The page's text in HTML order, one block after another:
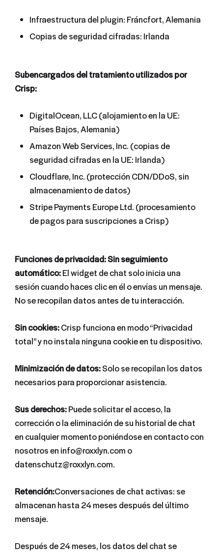
Infraestructura del plugin: Fráncfort, Alemania
Copias de seguridad cifradas: Irlanda
Subencargados del tratamiento utilizados por
Crisp:
DigitalOcean, LLC (alojamiento en la UE:
Países Bajos, Alemania)
Amazon Web Services, Inc. (copias de
seguridad cifradas en la UE: Irlanda)
Cloudflare, Inc. (protección CDN/DDoS, sin
almacenamiento de datos)
Stripe Payments Europe Ltd. (procesamiento
de pagos para suscripciones a Crisp)
Funciones de privacidad: Sin seguimiento
automático:El widget de chat solo inicia una
sesión cuando haces clic en él o envías un mensaje.
No se recopilan datos antes de tu interacción.
Sin cookies:Crisp funciona en modo “Privacidad
total” y no instala ninguna cookie en tu dispositivo.
Minimización de datos:Solo se recopilan los datos
necesarios para proporcionar asistencia.
Sus derechos:Puede solicitar el acceso, la
corrección o la eliminación de su historial de chat
en cualquier momento poniéndose en contacto con
nosotros en info@roxxlyn.com o
datenschutz@roxxlyn.com.
Retención:Conversaciones de chat activas: se
almacenan hasta 24 meses después del último
mensaje.
Después de 24 meses, los datos del chat se